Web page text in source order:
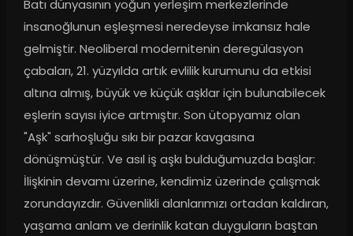
Batı dünyasının yoğun yerleşim merkezlerinde
insanoğlunun eşleşmesi neredeyse imkansız hale
gelmiştir. Neoliberal modernitenin deregülasyon
çabaları, 21. yüzyılda artık evlilik kurumunu da etkisi
altına almış, büyük ve küçük aşklar için bulunabilecek
eşlerin sayısı iyice artmıştır. Son ütopyamız olan
"Aşk" sarhoşluğu sıkı bir pazar kavgasına
dönüşmüştür. Ve asıl iş aşkı bulduğumuzda başlar:
İlişkinin devamı üzerine, kendimiz üzerinde çalışmak
zorundayızdır. Güvenlikli alanlarımızı ortadan kaldıran,
yaşama anlam ve derinlik katan duyguların baştan